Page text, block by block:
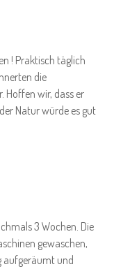
! Praktisch täglich
die
Hoffen wir, dass er
Natur würde es gut
3 Wochen. Die
gewaschen,
aufgeräumt und